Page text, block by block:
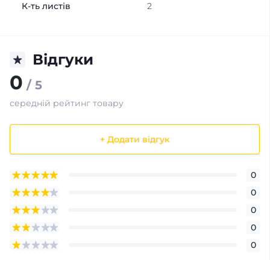
К-ть листів 2
Відгуки
0 / 5
середній рейтинг товару
+ Додати відгук
0
0
0
0
0